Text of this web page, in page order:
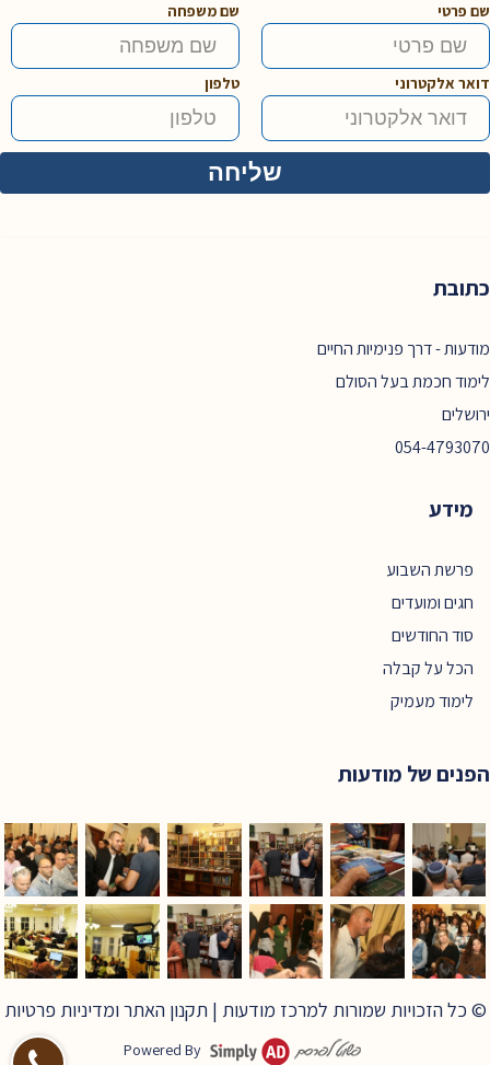
שם פרטי שם משפחה
דואר אלקטרוני טלפון
כתובת
מודעות - דרך פנימיות החיים
לימוד חכמת בעל הסולם
ירושלים
054-4793070
מידע
פרשת השבוע
חגים ומועדים
סוד החודשים
הכל על קבלה
לימוד מעמיק
הפנים של מודעות
© כל הזכויות שמורות למרכז מודעות | תקנון האתר ומדיניות פרטיות
Powered By